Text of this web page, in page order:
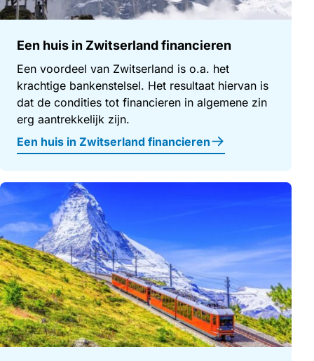
Een huis in Zwitserland financieren
Een voordeel van Zwitserland is o.a. het
krachtige bankenstelsel. Het resultaat hiervan is
dat de condities tot financieren in algemene zin
erg aantrekkelijk zijn.
Een huis in Zwitserland financieren